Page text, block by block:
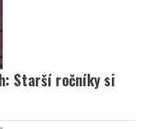
Starší ročníky si